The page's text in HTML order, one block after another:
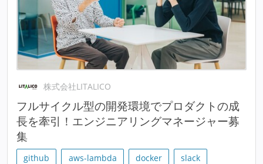
株式会社LITALICO
フルサイクル型の開発環境でプロダクトの成
長を牽引！エンジニアリングマネージャー募
集
github aws-lambda docker
slack